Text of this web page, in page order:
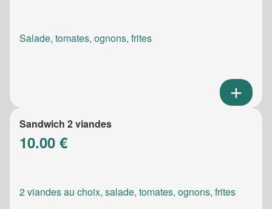
Salade, tomates, ognons, frites
Sandwich 2 viandes
10.00 €
2 viandes au choix, salade, tomates, ognons, frites